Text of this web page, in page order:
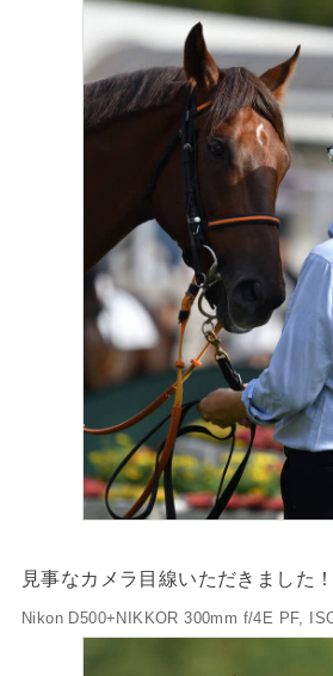
見事なカメラ目線いただきました
Nikon D500+NIKKOR 300mm f/4E PF,